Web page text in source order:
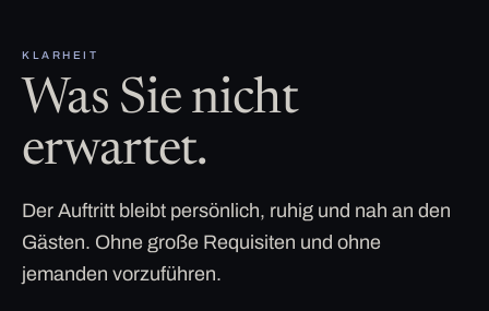
KLARHEIT
Was Sie nicht
erwartet.
Der Auftritt bleibt persönlich, ruhig und nah an den
Gästen. Ohne große Requisiten und ohne
jemanden vorzuführen.